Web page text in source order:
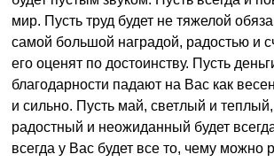
мир. Пусть труд будет не тяжелой
самой большой наградой, радостью и
его оценят по достоинству. Пусть
благодарности падают на Вас как
и сильно. Пусть май, светлый и теплый,
радостный и неожиданный будет
всегда у Вас будет все то, чему можно